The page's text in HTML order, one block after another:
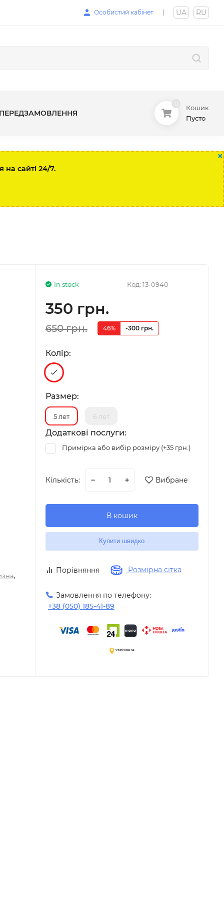
Особистий кабінет UA RU
Кошик
Пусто
×
сайті 24/7.
,
In stock Код: 13-0940
350 грн.
650 грн. 46% -300 грн.
Колір:
Размер:
5 лет 6 лет
Додаткові послуги:
Примірка або вибір розміру (+35 грн.)
Кількість: Вибране
В кошик
Купити швидко
Порівняння Розмірна сітка
Замовлення по телефону:
+38 (050) 185-41-89